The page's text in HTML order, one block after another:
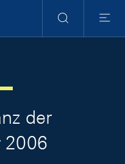
Suche
Menu
der
2006